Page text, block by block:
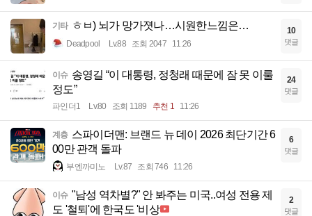
기타 ㅎㅂ) 뇌가 망가졋나…시원한느낌은…
Deadpool Lv.88 조회 2047 11:26
10
댓글
이슈 송영길 “이 대통령, 정청래 때문에 잠 못 이룰
정도”
파인더1 Lv.80 조회 1189 추천 1 11:26
24
댓글
계층 스파이더맨: 브랜드 뉴 데이 2026 최단기간 6
00만 관객 돌파
부엔까미노 Lv.87 조회 746 11:26
6
댓글
이슈 "남성 역차별?" 안 봐주는 미국..여성 전용 제
도 '철퇴'에 한국도 '비상
2
댓글